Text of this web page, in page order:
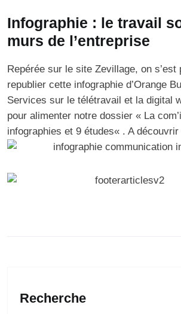
Infographie : le travail
murs de l’entreprise
Repérée sur le site Zevillage, on s’est
republier cette infographie d’Orange
Services sur le télétravail et la digital
pour alimenter notre dossier « La
infographies et 9 études« . A découvrir
Recherche